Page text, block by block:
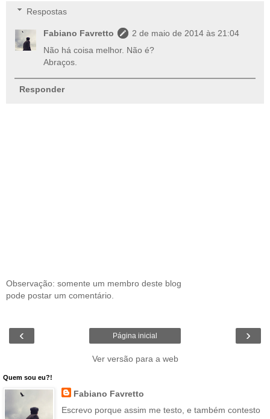
Respostas
Fabiano Favretto
2 de maio de 2014 às 21:04
Não há coisa melhor. Não é?
Abraços.
Responder
Observação: somente um membro deste blog
pode postar um comentário.
‹ ›
Página inicial
Ver versão para a web
Quem sou eu?!
Fabiano Favretto
Escrevo porque assim me testo, e também contesto